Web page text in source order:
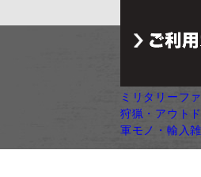
ジャンル別カ
ミリタリーフ
狩猟・アウト
軍モノ・輸入